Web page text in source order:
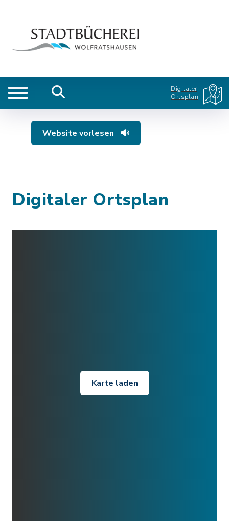
Digitaler
Ortsplan
Website vorlesen
Digitaler Ortsplan
Karte laden